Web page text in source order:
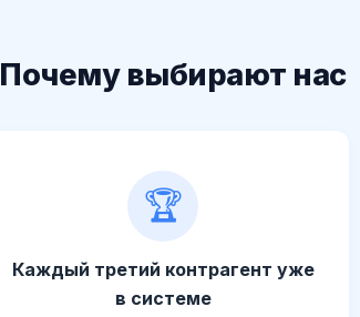
Почему выбирают нас
🏆
Каждый третий контрагент уже
в системе